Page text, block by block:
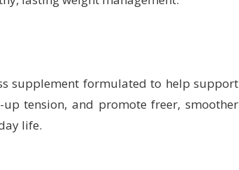
supplement formulated to help support
tension, and promote freer, smoother
life.